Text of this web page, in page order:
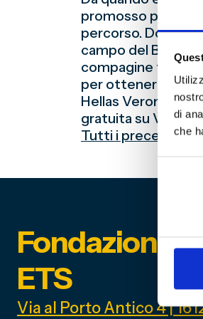
di
che
del
promosso per
percorso.
campo del
compagine
per ottenere la
Hellas Verona
gratuita su VIVO
Tutti i precedenti
Fondazione
ETS
Via al Porto Antico 4 |